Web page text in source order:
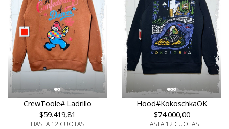
CrewToole# Ladrillo
$59.419,81
HASTA 12 CUOTAS
Hood#KokoschkaOK
$74.000,00
HASTA 12 CUOTAS